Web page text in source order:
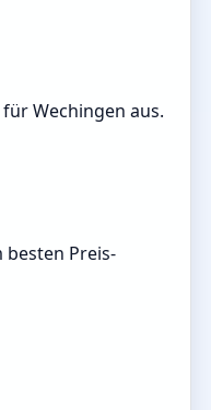
Wechingen aus.
besten Preis-